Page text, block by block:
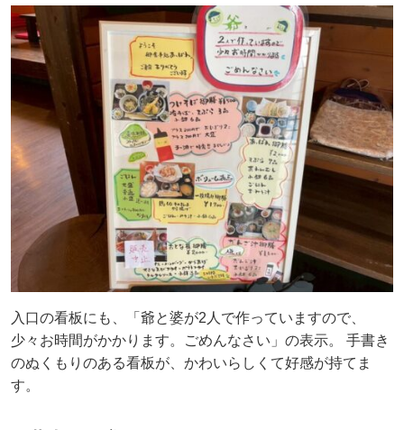
入口の看板にも、「爺と婆が2人で作っていますので、
少々お時間がかかります。ごめんなさい」の表示。 手書き
のぬくもりのある看板が、かわいらしくて好感が持てま
す。